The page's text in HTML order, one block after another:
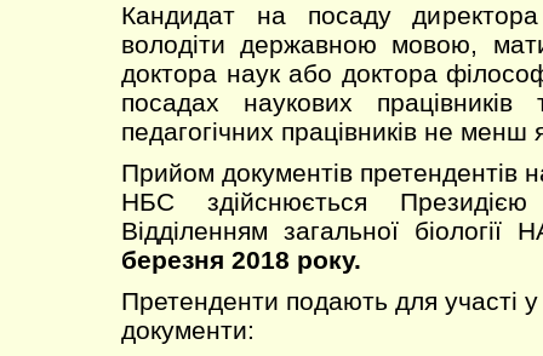
Кандидат на посаду
володіти державною мовою,
доктора наук або доктора
посадах наукових
педагогічних працівників не менш
Прийом документів претендентів
НБС здійснюється
Відділенням загальної
березня 2018 року.
Претенденти подають для участі у
документи: